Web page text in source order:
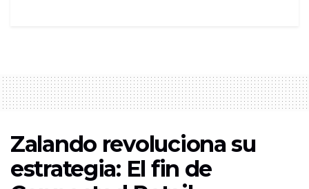
presidente: Juan Carlos del Prado asume el
liderazgo del organism
Zalando revoluciona su
estrategia: El fin de